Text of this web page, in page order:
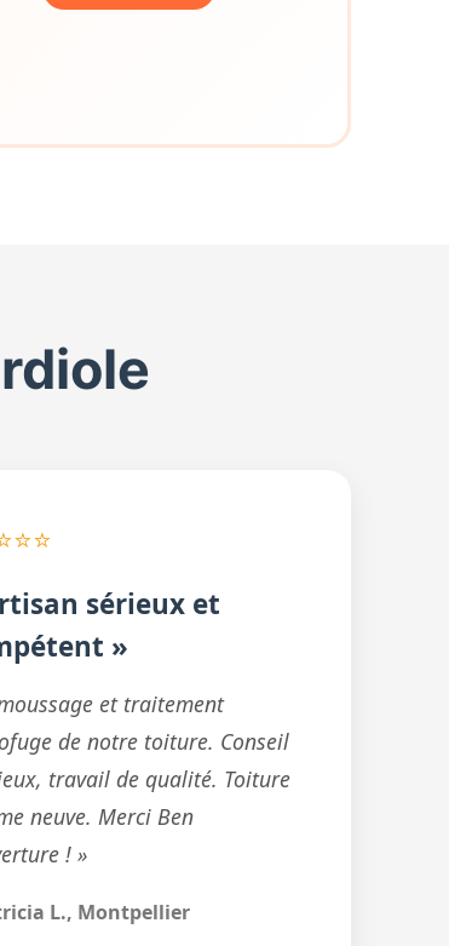
sérieux et
»
et traitement
de notre toiture. Conseil
travail de qualité. Toiture
neuve. Merci Ben
! »
L., Montpellier